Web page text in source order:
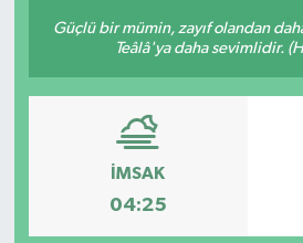
Güçlü bir mümin, zayıf olandan
Teâlâ'ya daha sevimlidir.
İMSAK
04:25
KÜLTÜR - SANAT
ÖZEL HABER
SAĞLIK